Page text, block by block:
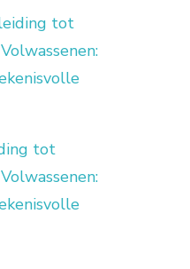
tot
tot